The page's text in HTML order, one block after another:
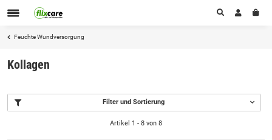
Feuchte Wundversorgung
Kollagen
Filter und Sortierung
Artikel 1 - 8 von 8